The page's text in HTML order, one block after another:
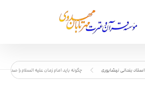
استاد بندانی نیشابوری چگونه باید امام زمان علیه السلام را صدا